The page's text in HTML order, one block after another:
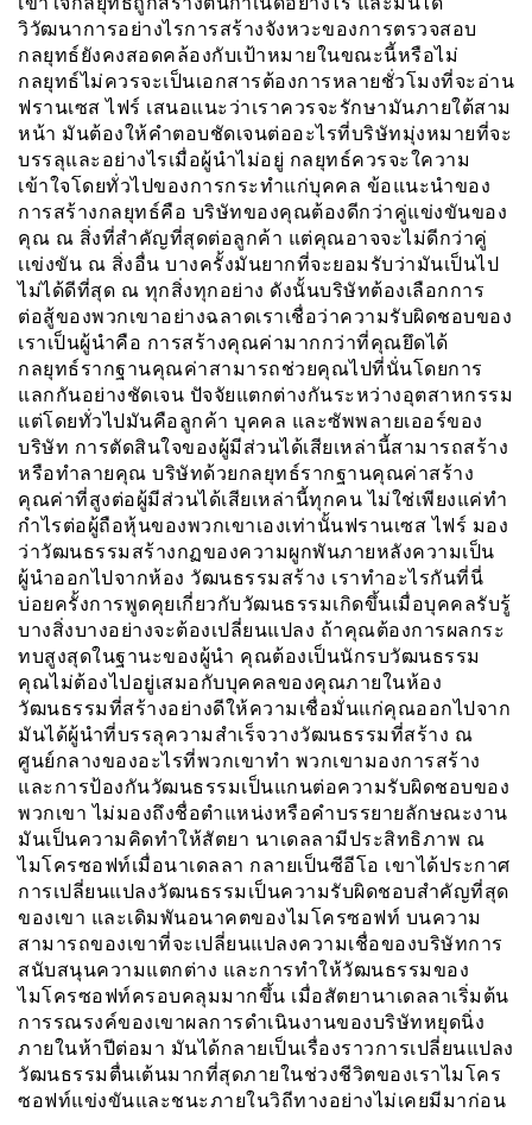
วิวัฒนาการอย่างไรการสร้างจังหวะของการตรวจสอบ
กลยุทธ์ยังคงสอดคล้องกับเป้าหมายในขณะนี้หรือไม่
กลยุทธ์ไม่ควรจะเป็นเอกสารต้องการหลายชั่วโมงที่จะอ่าน
ฟรานเซส ไฟร์ เสนอแนะว่าเราควรจะรักษามันภายใต้สาม
หน้า มันต้องให้คำตอบชัดเจนต่ออะไรที่บริษัทมุ่งหมายที่จะ
บรรลุและอย่างไรเมื่อผู้นำไม่อยู่ กลยุทธ์ควรจะใความ
เข้าใจโดยทั่วไปของการกระทำแก่บุคคล ข้อแนะนำของ
การสร้างกลยุทธ์คือ บริษัทของคุณต้องดีกว่าคู่แข่งขันของ
คุณ ณ สิ่งที่สำคัญที่สุดต่อลูกค้า แต่คุณอาจจะไม่ดีกว่าคู่
เเข่งขัน ณ สิ่งอื่น บางครั้งมันยากที่จะยอมรับว่ามันเป็นไป
ไม่ได้ดีที่สุด ณ ทุกสิ่งทุกอย่าง ดังนั้นบริษัทต้องเลือกการ
ต่อสู้ของพวกเขาอย่างฉลาดเราเชื่อว่าความรับผิดชอบของ
เราเป็นผู้นำคือ การสร้างคุณค่ามากกว่าที่คุณยึดได้
กลยุทธ์รากฐานคุณค่าสามารถช่วยคุณไปที่นั่นโดยการ
แลกกันอย่างชัดเจน ปัจจัยแตกต่างกันระหว่างอุตสาหกรรม
แต่โดยทั่วไปมันคือลูกค้า บุคคล และซัพพลายเออร์ของ
บริษัท การตัดสินใจของผู้มีส่วนได้เสียเหล่านี้สามารถสร้าง
หรือทำลายคุณ บริษัทด้วยกลยุทธ์รากฐานคุณค่าสร้าง
คุณค่าที่สูงต่อผู้มีส่วนได้เสียเหล่านี้ทุกคน ไม่ใช่เพียงแค่ทำ
กำไรต่อผู้ถือหุ้นของพวกเขาเองเท่านั้นฟรานเซส ไฟร์ มอง
ว่าวัฒนธรรมสร้างกฏของความผูกพันภายหลังความเป็น
ผู้นำออกไปจากห้อง วัฒนธรรมสร้าง เราทำอะไรกันที่นี่
บ่อยครั้งการพูดคุยเกี่ยวกับวัฒนธรรมเกิดขึ้นเมื่อบุคคลรับรู้
บางสิ่งบางอย่างจะต้องเปลี่ยนแปลง ถ้าคุณต้องการผลกระ
ทบสูงสุดในฐานะของผู้นำ คุณต้องเป็นนักรบวัฒนธรรม
คุณไม่ต้องไปอยู่เสมอกับบุคคลของคุณภายในห้อง
วัฒนธรรมที่สร้างอย่างดีให้ความเชื่อมั่นแก่คุณออกไปจาก
มันได้ผู้นำที่บรรลุความสำเร็จวางวัฒนธรรมที่สร้าง ณ
ศูนย์กลางของอะไรที่พวกเขาทำ พวกเขามองการสร้าง
และการป้องกันวัฒนธรรมเป็นแกนต่อความรับผิดชอบของ
พวกเขา ไม่มองถึงชื่อตำแหน่งหรือคำบรรยายลักษณะงาน
มันเป็นความคิดทำให้สัตยา นาเดลลามีประสิทธิภาพ ณ
ไมโครซอฟท์เมื่อนาเดลลา กลายเป็นซีอีโอ เขาได้ประกาศ
การเปลี่ยนแปลงวัฒนธรรมเป็นความรับผิดชอบสำคัญที่สุด
ของเขา และเดิมพันอนาคตของไมโครซอฟท์ บนความ
สามารถของเขาที่จะเปลี่ยนแปลงความเชื่อของบริษัทการ
สนับสนุนความแตกต่าง และการทำให้วัฒนธรรมของ
ไมโครซอฟท์ครอบคลุมมากขึ้น เมื่อสัตยานาเดลลาเริ่มต้น
การรณรงค์ของเขาผลการดำเนินงานของบริษัทหยุดนิ่ง
ภายในห้าปีต่อมา มันได้กลายเป็นเรื่องราวการเปลี่ยนแปลง
วัฒนธรรมตื่นเต้นมากที่สุดภายในช่วงชีวิตของเราไมโคร
ซอฟท์แข่งขันและชนะภายในวิถีทางอย่างไม่เคยมีมาก่อน